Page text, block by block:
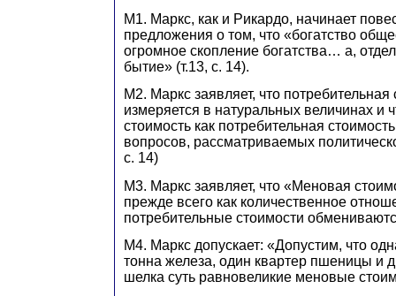
М1. Маркс, как и Рикардо, начинает
предложения о том, что «богатство
огромное скопление богатства… а,
бытие» (т.13, с. 14).
М2. Маркс заявляет, что потребительная
измеряется в натуральных величинах и
стоимость как потребительная
вопросов, рассматриваемых
с. 14)
М3. Маркс заявляет, что «Меновая
прежде всего как количественное
потребительные стоимости
М4. Маркс допускает: «Допустим, что
тонна железа, один квартер пшеницы и
шелка суть равновеликие меновые